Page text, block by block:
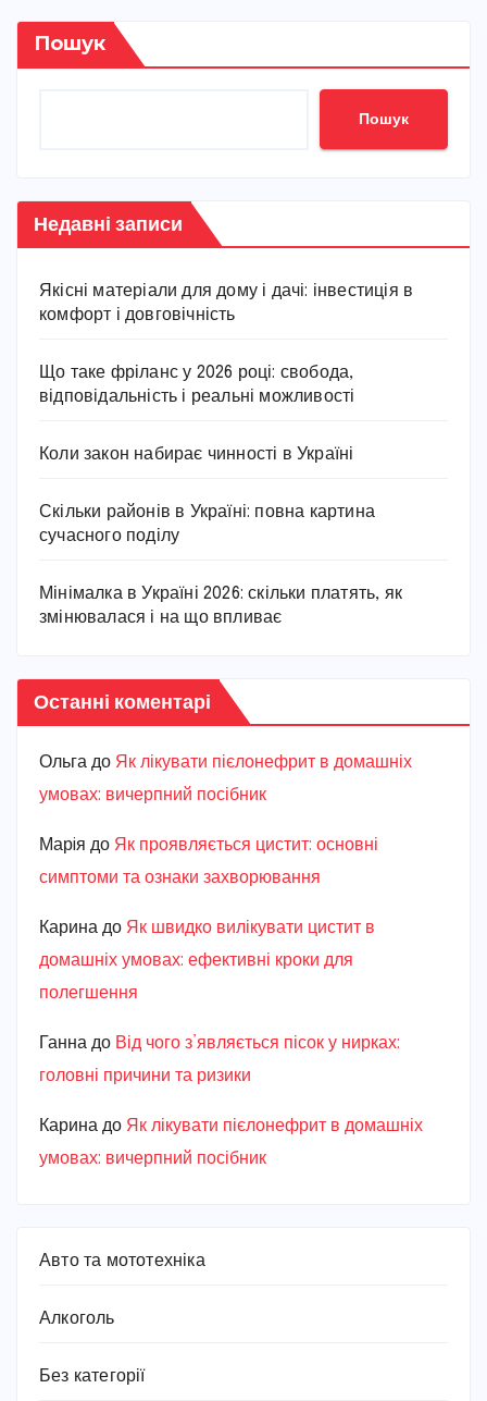
Пошук
Пошук
Недавні записи
Якісні матеріали для дому і дачі: інвестиція в
комфорт і довговічність
Що таке фріланс у 2026 році: свобода,
відповідальність і реальні можливості
Коли закон набирає чинності в Україні
Скільки районів в Україні: повна картина
сучасного поділу
Мінімалка в Україні 2026: скільки платять, як
змінювалася і на що впливає
Останні коментарі
Ольга до Як лікувати пієлонефрит в домашніх
умовах: вичерпний посібник
Марiя до Як проявляється цистит: основні
симптоми та ознаки захворювання
Карина до Як швидко вилікувати цистит в
домашніх умовах: ефективні кроки для
полегшення
Ганна до Від чого з’являється пісок у нирках:
головні причини та ризики
Карина до Як лікувати пієлонефрит в домашніх
умовах: вичерпний посібник
Авто та мототехніка
Алкоголь
Без категорії